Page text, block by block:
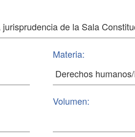
Materia:
Volumen: